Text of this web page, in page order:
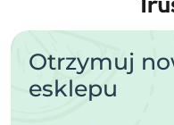
Otrzymuj
esklepu